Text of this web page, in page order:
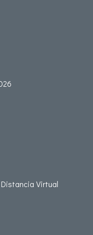
Virtual